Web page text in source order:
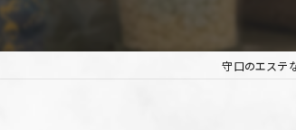
守口のエステ